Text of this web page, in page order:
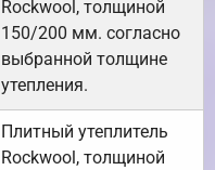
Rockwool, толщиной
150/200 мм. согласно
выбранной толщине
утепления.
Плитный утеплитель
Rockwool, толщиной